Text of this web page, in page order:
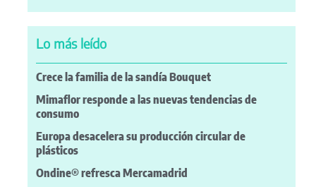
Lo más leído
Crece la familia de la sandía Bouquet
Mimaflor responde a las nuevas tendencias de
consumo
Europa desacelera su producción circular de
plásticos
Ondine® refresca Mercamadrid